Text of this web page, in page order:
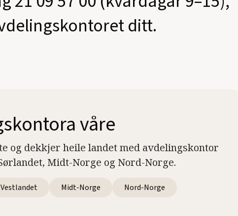
ditt.
våre
og dekkjer heile landet med avdelingskontor
Midt-Norge og Nord-Norge.
Vestlandet Midt-Norge Nord-Norge